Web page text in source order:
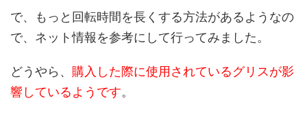
で、もっと回転時間を長くする方法があるようなの
で、ネット情報を参考にして行ってみました。
どうやら、 購入した際に使用されているグリスが影
響しているようです。